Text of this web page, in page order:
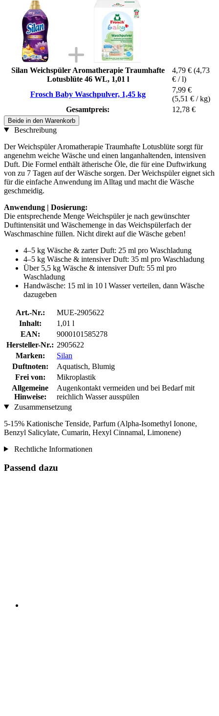
Silan Weichspüler Aromatherapie Traumhafte
Lotusblüte 46 WL, 1,01 l
4,79 € (4,73
€ / l)
Frosch Baby Waschpulver, 1,45 kg
7,99 €
(5,51 € / kg)
Gesamtpreis:
12,78 €
Beide in den Warenkorb
Beschreibung
Der Weichspüler Aromatherapie Traumhafte Lotusblüte sorgt für
angenehm weiche Wäsche und einen langanhaltenden, intensiven
Duft. Die Formel enthält ätherische Öle, die für eine Duftwirkung
von zu 7 Tagen auf der Wäsche sorgen. Der Weichspüler eignet sich
für die einfache Anwendung im Alltag und macht die Wäsche
geschmeidig.
Anwendung | Dosierung:
Die entsprechende Menge Weichspüler je nach gewünschter
Duftintensität und Wäschemenge in das Weichspülerfach der
Waschmaschine füllen. Nicht direkt auf die Wäsche geben!
4–5 kg Wäsche & zarter Duft: 25 ml pro Waschladung
4–5 kg Wäsche & intensiver Duft: 35 ml pro Waschladung
Über 5,5 kg Wäsche & intensiver Duft: 55 ml pro
Waschladung
Handwäsche: 15 ml in 10 l Wasser verteilen, dann Wäsche
dazugeben
Art.-Nr.:
MUE-2905622
Inhalt:
1,01 l
EAN:
9000101585278
Hersteller-Nr.: 2905622
Marken:
Silan
Duftnoten:
Aquatisch, Blumig
Frei von:
Mikroplastik
Allgemeine
Hinweise:
Augenkontakt vermeiden und bei Bedarf mit
reichlich Wasser ausspülen
Zusammensetzung
5-15% Kationische Tenside, Parfum (Alpha-Isomethyl Ionone,
Benzyl Salicylate, Cumarin, Hexyl Cinnamal, Limonene)
Rechtliche Informationen
Passend dazu